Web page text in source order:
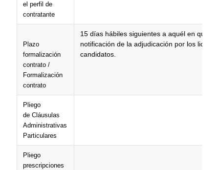
el perfil de
contratante
Plazo
formalización
contrato /
Formalización
contrato
15 días hábiles siguientes a aquél en que
notificación de la adjudicación por los
candidatos.
Pliego
de Cláusulas
Administrativas
Particulares
Pliego
prescripciones